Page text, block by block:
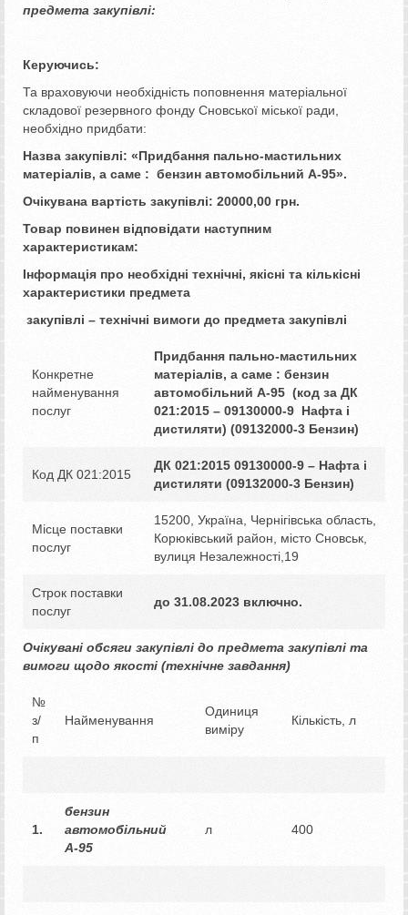
предмета закупівлі:
Керуючись:
Та враховуючи необхідність поповнення матеріальної
складової резервного фонду Сновської міської ради,
необхідно придбати:
Назва закупівлі: «Придбання пально-мастильних
матеріалів, а саме : бензин автомобільний А-95».
Очікувана вартість закупівлі: 20000,00 грн.
Товар повинен відповідати наступним
характеристикам:
Інформація про необхідні технічні, якісні та кількісні
характеристики предмета
закупівлі – технічні вимоги до предмета закупівлі
Конкретне
найменування
послуг
Придбання пально-мастильних
матеріалів, а саме : бензин
автомобільний А-95 (код за ДК
021:2015 – 09130000-9 Нафта і
дистиляти) (09132000-3 Бензин)
Код ДК 021:2015
ДК 021:2015 09130000-9 – Нафта і
дистиляти (09132000-3 Бензин)
Місце поставки
послуг
15200, Україна, Чернігівська область,
Корюківський район, місто Сновськ,
вулиця Незалежності,19
Строк поставки
послуг
до 31.08.2023 включно.
Очікувані обсяги закупівлі до предмета закупівлі та
вимоги щодо якості (технічне завдання)
№
з/
п
Найменування
Одиниця
виміру
Кількість, л
1.
бензин
автомобільний
А-95
л 400